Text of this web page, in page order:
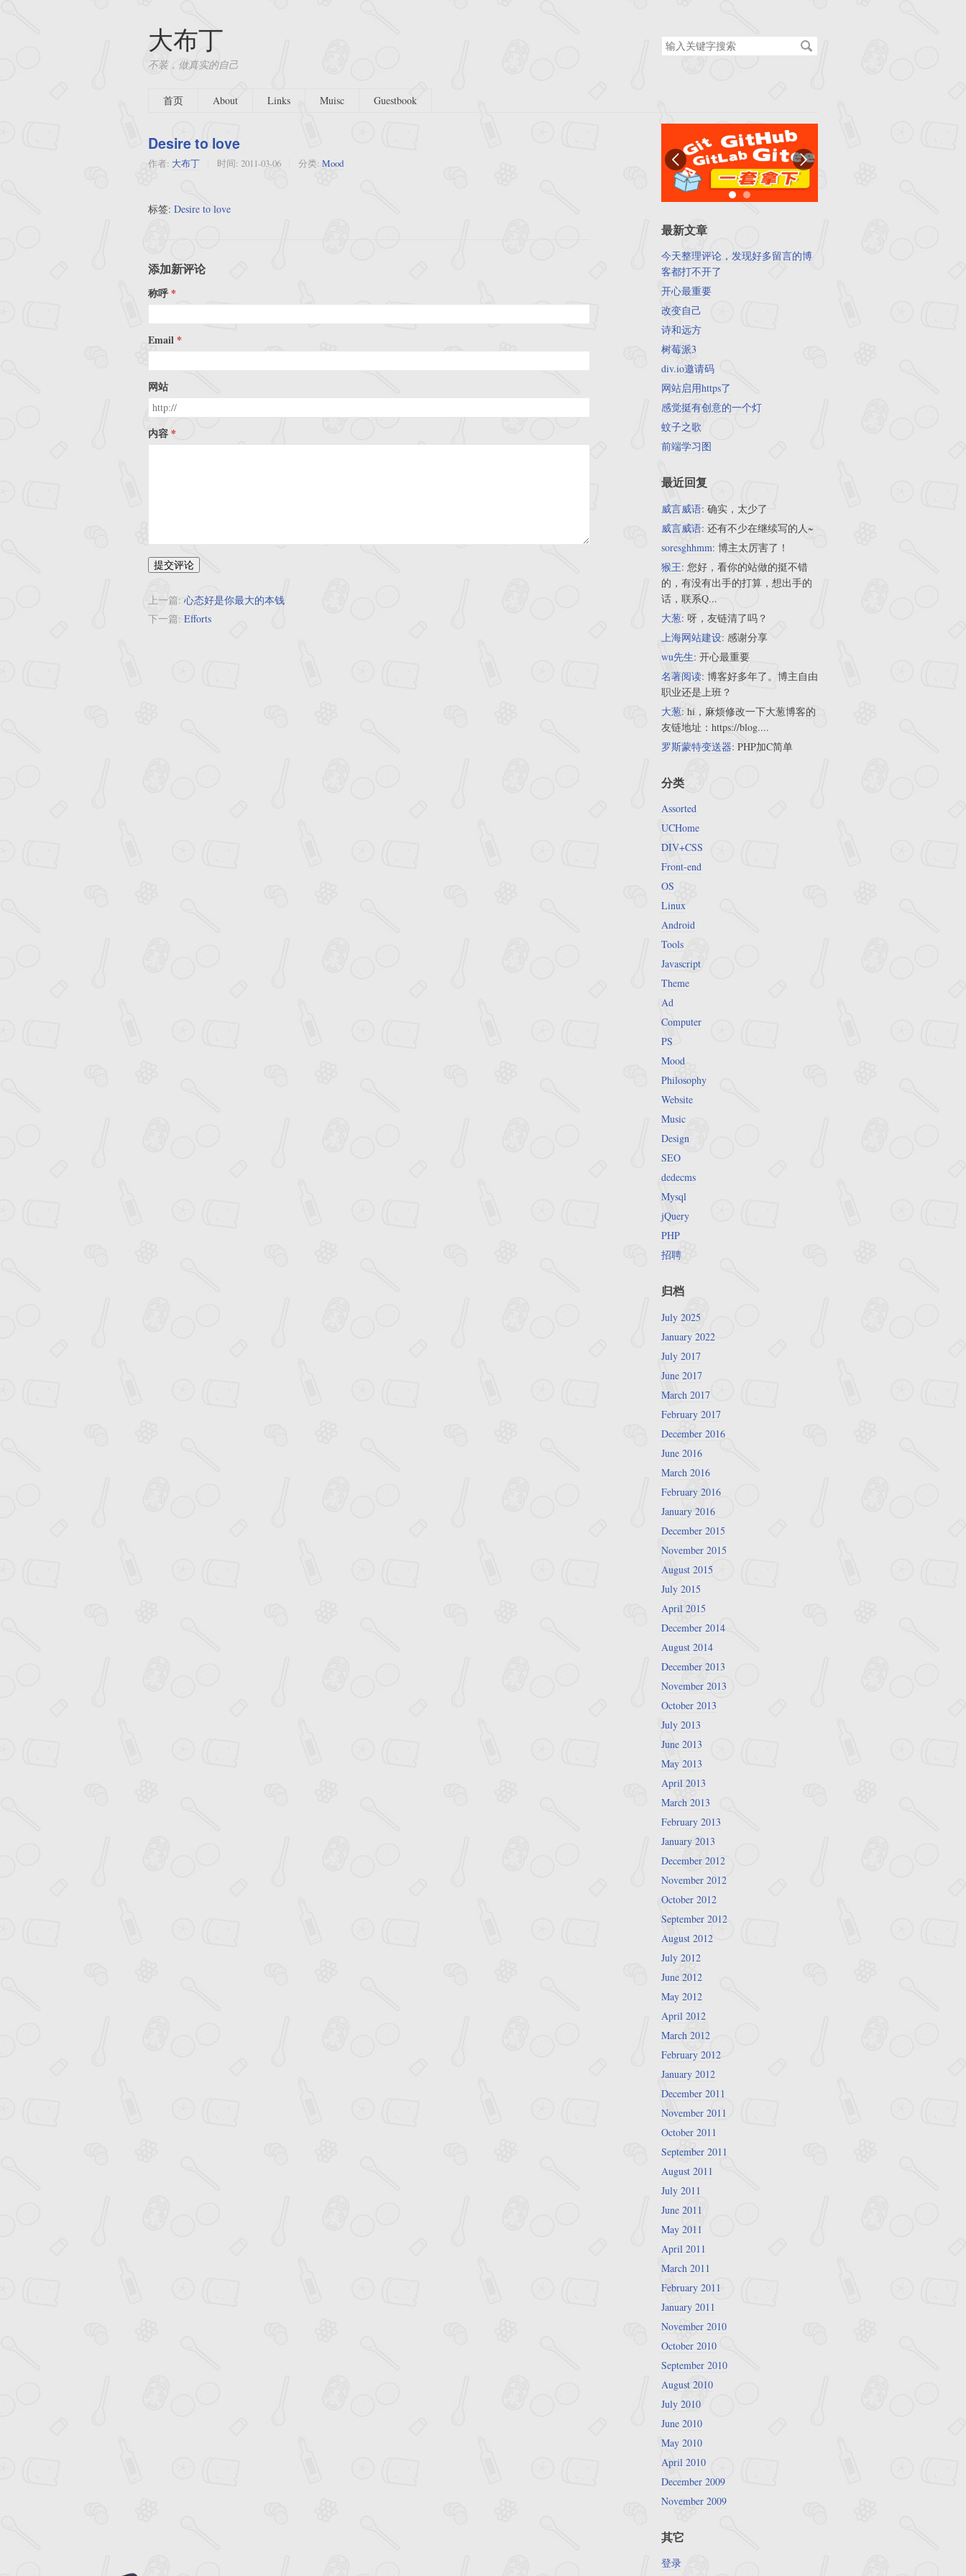
大布丁
不装，做真实的自己
搜
索
首页
About Links Muisc Guestbook
Desire to love
作者: 大布丁 时间: 2011-03-06 分类: Mood
标签: Desire to love
添加新评论
称呼
Email
网站
内容
提交评论
上一篇: 心态好是你最大的本钱
下一篇: Efforts
最新文章
今天整理评论，发现好多留言的博
客都打不开了
开心最重要
改变自己
诗和远方
树莓派3
div.io邀请码
网站启用https了
感觉挺有创意的一个灯
蚊子之歌
前端学习图
最近回复
威言威语: 确实，太少了
威言威语: 还有不少在继续写的人~
soresghhmm: 博主太厉害了！
猴王: 您好，看你的站做的挺不错
的，有没有出手的打算，想出手的
话，联系Q...
大葱: 呀，友链清了吗？
上海网站建设: 感谢分享
wu先生: 开心最重要
名著阅读: 博客好多年了。博主自由
职业还是上班？
大葱: hi，麻烦修改一下大葱博客的
友链地址：https://blog....
罗斯蒙特变送器: PHP加C简单
分类
Assorted
UCHome
DIV+CSS
Front-end
OS
Linux
Android
Tools
Javascript
Theme
Ad
Computer
PS
Mood
Philosophy
Website
Music
Design
SEO
dedecms
Mysql
jQuery
PHP
招聘
归档
July 2025
January 2022
July 2017
June 2017
March 2017
February 2017
December 2016
June 2016
March 2016
February 2016
January 2016
December 2015
November 2015
August 2015
July 2015
April 2015
December 2014
August 2014
December 2013
November 2013
October 2013
July 2013
June 2013
May 2013
April 2013
March 2013
February 2013
January 2013
December 2012
November 2012
October 2012
September 2012
August 2012
July 2012
June 2012
May 2012
April 2012
March 2012
February 2012
January 2012
December 2011
November 2011
October 2011
September 2011
August 2011
July 2011
June 2011
May 2011
April 2011
March 2011
February 2011
January 2011
November 2010
October 2010
September 2010
August 2010
July 2010
June 2010
May 2010
April 2010
December 2009
November 2009
其它
登录